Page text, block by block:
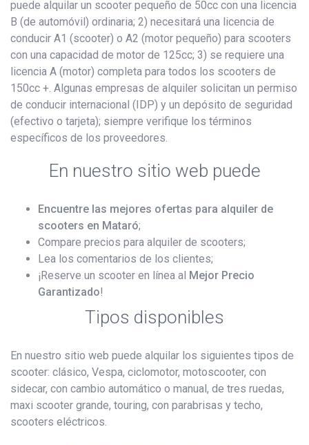
puede alquilar un scooter pequeño de 50cc con una licencia
B (de automóvil) ordinaria; 2) necesitará una licencia de
conducir A1 (scooter) o A2 (motor pequeño) para scooters
con una capacidad de motor de 125cc; 3) se requiere una
licencia A (motor) completa para todos los scooters de
150cc +. Algunas empresas de alquiler solicitan un permiso
de conducir internacional (IDP) y un depósito de seguridad
(efectivo o tarjeta); siempre verifique los términos
específicos de los proveedores.
En nuestro sitio web puede
Encuentre las mejores ofertas para alquiler de
scooters en Mataró;
Compare precios para alquiler de scooters;
Lea los comentarios de los clientes;
¡Reserve un scooter en línea al Mejor Precio
Garantizado!
Tipos disponibles
En nuestro sitio web puede alquilar los siguientes tipos de
scooter: clásico, Vespa, ciclomotor, motoscooter, con
sidecar, con cambio automático o manual, de tres ruedas,
maxi scooter grande, touring, con parabrisas y techo,
scooters eléctricos.